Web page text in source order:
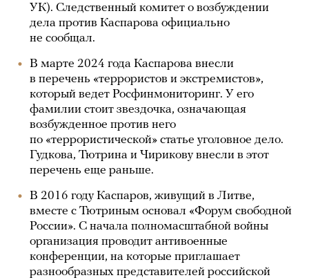
УК). Следственный комитет о возбуждении
дела против Каспарова официально
не сообщал.
В марте 2024 года Каспарова внесли
в перечень «террористов и экстремистов»,
который ведет Росфинмониторинг. У его
фамилии стоит звездочка, означающая
возбужденное против него
по «террористической» статье уголовное дело.
Гудкова, Тютрина и Чирикову внесли в этот
перечень еще раньше.
В 2016 году Каспаров, живущий в Литве,
вместе с Тютриным основал «Форум свободной
России». С начала полномасштабной войны
организация проводит антивоенные
конференции, на которые приглашает
разнообразных представителей российской